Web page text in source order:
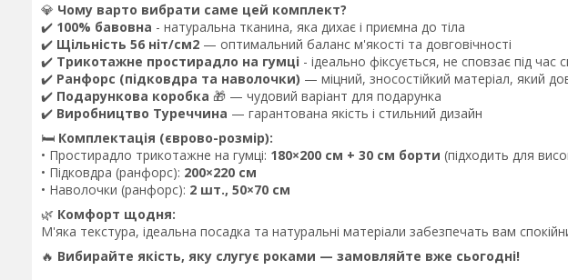
💎 Чому варто вибрати саме цей комплект?
✔️ 100% бавовна - натуральна тканина, яка дихає і приємна до тіла
✔️ Щільність 56 ніт/см2 — оптимальний баланс м'якості та довговічності
✔️ Трикотажне простирадло на гумці - ідеально фіксується, не сповзає під час
✔️ Ранфорс (підковдра та наволочки) — міцний, зносостійкий матеріал, який
✔️ Подарункова коробка 🎁 — чудовий варіант для подарунка
✔️ Виробництво Туреччина — гарантована якість і стильний дизайн
🛏 Комплектація (єврово-розмір):
• Простирадло трикотажне на гумці: 180×200 см + 30 см борти (підходить для
• Підковдра (ранфорс): 200×220 см
• Наволочки (ранфорс): 2 шт., 50×70 см
🌿 Комфорт щодня:
М'яка текстура, ідеальна посадка та натуральні матеріали забезпечать вам
🔥 Вибирайте якість, яку слугує роками — замовляйте вже сьогодні!